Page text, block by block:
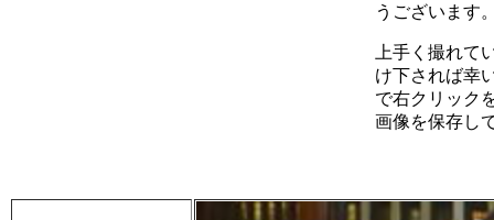
うございます
上手く撮れて
け下されば幸
で右クリック
画像を保存し